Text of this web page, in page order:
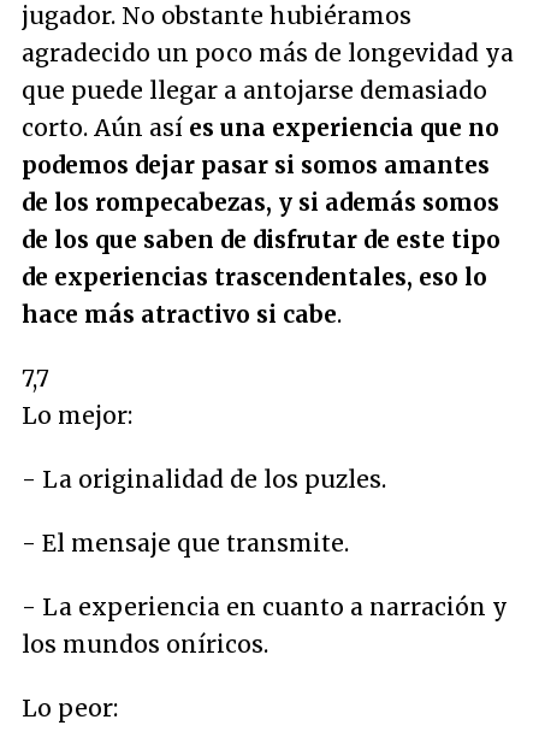
jugador. No obstante hubiéramos
agradecido un poco más de longevidad ya
que puede llegar a antojarse demasiado
corto. Aún así es una experiencia que no
podemos dejar pasar si somos amantes
de los rompecabezas, y si además somos
de los que saben de disfrutar de este tipo
de experiencias trascendentales, eso lo
hace más atractivo si cabe.
7,7
Lo mejor:
- La originalidad de los puzles.
- El mensaje que transmite.
- La experiencia en cuanto a narración y
los mundos oníricos.
Lo peor: